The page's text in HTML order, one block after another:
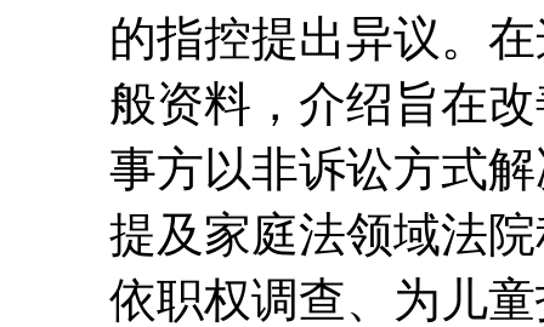
的指控提出异议。
般资料，介绍旨在
事方以非诉讼方式
提及家庭法领域法
依职权调查、为儿